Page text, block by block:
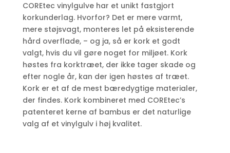
COREtec vinylgulve har et unikt fastgjort
korkunderlag. Hvorfor? Det er mere varmt,
mere støjsvagt, monteres let på eksisterende
hård overflade, – og ja, så er kork et godt
valgt, hvis du vil gøre noget for miljøet. Kork
høstes fra korktræet, der ikke tager skade og
efter nogle år, kan der igen høstes af træet.
Kork er et af de mest bæredygtige materialer,
der findes. Kork kombineret med COREtec’s
patenteret kerne af bambus er det naturlige
valg af et vinylgulv i høj kvalitet.